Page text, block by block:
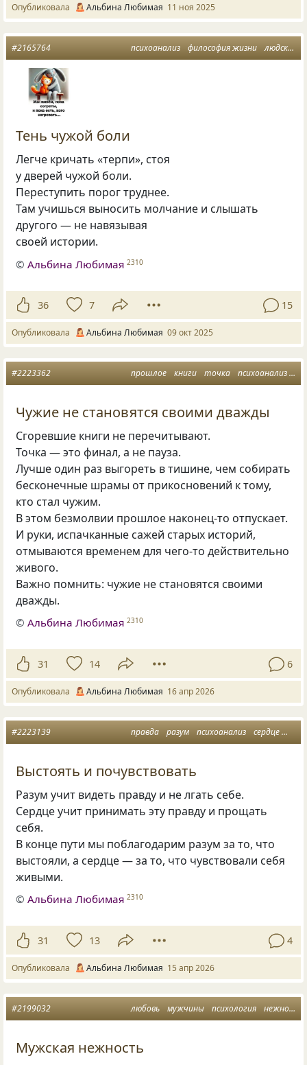
Опубликовала Альбина Любимая 11 ноя 2025
психоанализ философия жизни людское
#2165764
Тень чужой боли
Легче кричать «терпи», стоя
у дверей чужой боли.
Переступить порог труднее.
Там учишься выносить молчание и слышать
другого — не навязывая
своей истории.
©Альбина Любимая 2310
36 7 15
Опубликовала Альбина Любимая 09 окт 2025
прошлое книги точка психоанализ
#2223362
Чужие не становятся своими дважды
Сгоревшие книги не перечитывают.
Точка — это финал, а не пауза.
Лучше один раз выгореть в тишине, чем собирать
бесконечные шрамы от прикосновений к тому,
кто стал чужим.
В этом безмолвии прошлое наконец-то отпускает.
И руки, испачканные сажей старых историй,
отмываются временем для чего-то действительно
живого.
Важно помнить: чужие не становятся своими
дважды.
©Альбина Любимая 2310
31 14 6
Опубликовала Альбина Любимая 16 апр 2026
правда разум психоанализ сердце
#2223139
Выстоять и почувствовать
Разум учит видеть правду и не лгать себе.
Сердце учит принимать эту правду и прощать
себя.
В конце пути мы поблагодарим разум за то, что
выстояли, а сердце — за то, что чувствовали себя
живыми.
©Альбина Любимая 2310
31 13 4
Опубликовала Альбина Любимая 15 апр 2026
любовь мужчины психология нежность
#2199032
Мужская нежность